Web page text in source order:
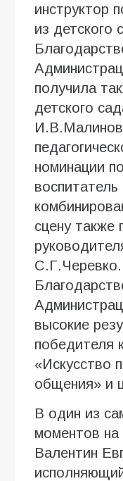
инструктор
из детского
получила
детского
номинации
сцену также
высокие
победителя
«Искусство
общения» и
В один из
моментов на
Валентин